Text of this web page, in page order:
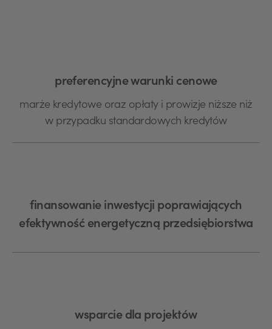
preferencyjne warunki cenowe
marże kredytowe oraz opłaty i prowizje niższe niż
w przypadku standardowych kredytów
finansowanie inwestycji poprawiających
efektywność energetyczną przedsiębiorstwa
wsparcie dla projektów